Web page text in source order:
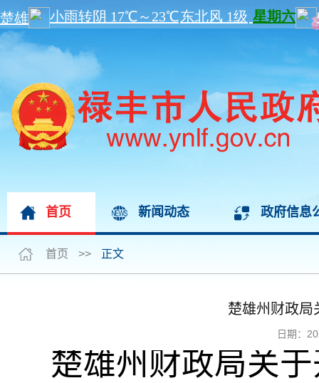
首页 新闻动态 政府信息
首页 >> 正文
楚雄州财政局
日期：
楚雄州财政局关